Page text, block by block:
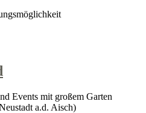
Events mit großem Garten
a.d. Aisch)